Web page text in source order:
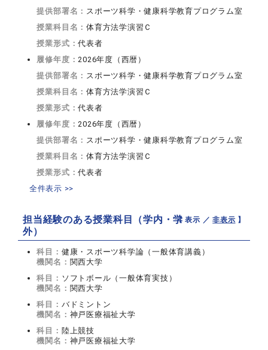
提供部署名： スポーツ科学・健康科学教育プログラム室
授業科目名：体育方法学演習Ｃ
授業形式：代表者
履修年度：2026年度（西暦）
提供部署名： スポーツ科学・健康科学教育プログラム室
授業科目名：体育方法学演習Ｃ
授業形式：代表者
履修年度：2026年度（西暦）
提供部署名： スポーツ科学・健康科学教育プログラム室
授業科目名：体育方法学演習Ｃ
授業形式：代表者
全件表示 >>
担当経験のある授業科目（学内・学
外）
【 表示 ／非表示 】
科目： 健康・スポーツ科学論（一般体育講義）
機関名： 関西大学
科目： ソフトボール（一般体育実技）
機関名： 関西大学
科目： バドミントン
機関名： 神戸医療福祉大学
科目： 陸上競技
機関名： 神戸医療福祉大学